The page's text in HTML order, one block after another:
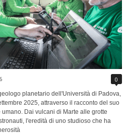
0
planetario dell'Università di Padova,
2025, attraverso il racconto del suo
Dai vulcani di Marte alle grotte
l'eredità di uno studioso che ha